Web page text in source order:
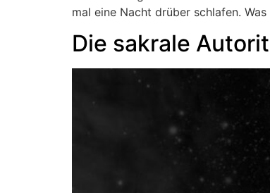
mal eine Nacht drüber schlafen.
Die sakrale